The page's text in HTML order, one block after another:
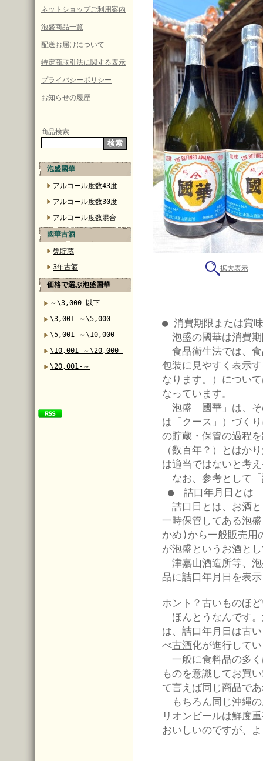
ネットショップご利用案内
泡盛商品一覧
配送お届けについて
特定商取引法に関する表示
プライバシーポリシー
お知らせの履歴
商品検索
泡盛國華
アルコール度数43度
アルコール度数30度
アルコール度数混合
國華古酒
甕貯蔵
3年古酒
価格で選ぶ泡盛国華
～\3,000-以下
\3,001-～\5,000-
\5,001-～\10,000-
\10,001-～\20,000-
\20,001-～
拡大表示
● 消費期限または賞
泡盛の國華は消費
食品衛生法では、食
包装に見やすく表示
なります。）につい
なっています。
泡盛「國華」は、そ
は「クース」）づく
の貯蔵・保管の過程
（数百年？）とはか
は適当ではないと考
なお、参考として「
● 詰口年月日とは
詰口日とは、お酒と
一時保管してある泡
かめ)から一般販売用
が泡盛というお酒と
津嘉山酒造所等、
品に詰口年月日を表
ホント？古いものほ
ほんとうなんです。
は、詰口年月日は古
べ古酒化が進行して
一般に食料品の多く
ものを意識してお買
て言えば同じ商品で
もちろん同じ沖縄
リオンビールは鮮度
おいしいのですが、